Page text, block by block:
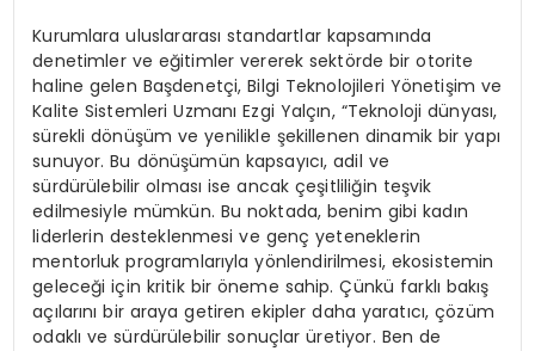
Kurumlara uluslararası standartlar kapsamında
denetimler ve eğitimler vererek sektörde bir otorite
haline gelen Başdenetçi, Bilgi Teknolojileri Yönetişim ve
Kalite Sistemleri Uzmanı Ezgi Yalçın, “Teknoloji dünyası,
sürekli dönüşüm ve yenilikle şekillenen dinamik bir yapı
sunuyor. Bu dönüşümün kapsayıcı, adil ve
sürdürülebilir olması ise ancak çeşitliliğin teşvik
edilmesiyle mümkün. Bu noktada, benim gibi kadın
liderlerin desteklenmesi ve genç yeteneklerin
mentorluk programlarıyla yönlendirilmesi, ekosistemin
geleceği için kritik bir öneme sahip. Çünkü farklı bakış
açılarını bir araya getiren ekipler daha yaratıcı, çözüm
odaklı ve sürdürülebilir sonuçlar üretiyor. Ben de